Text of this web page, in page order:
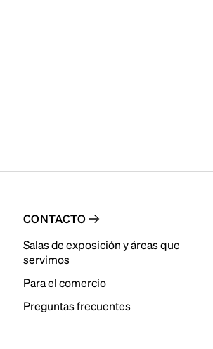
CONTACTO
Salas de exposición y áreas que
servimos
Para el comercio
Preguntas frecuentes